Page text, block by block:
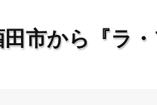
田市から『ラ